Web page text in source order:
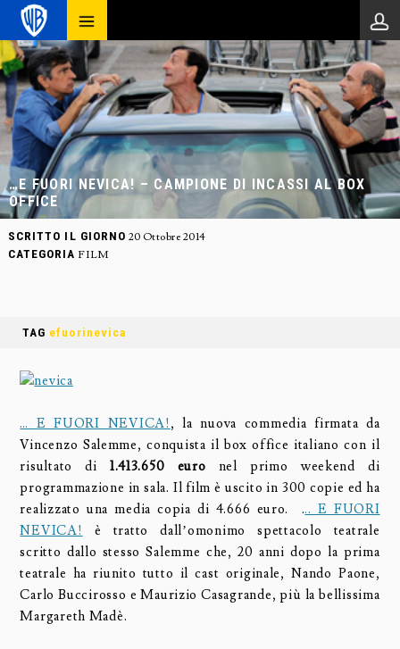
…E FUORI NEVICA! – CAMPIONE DI INCASSI AL BOX
OFFICE
SCRITTO IL GIORNO 20 Ottobre 2014
CATEGORIA FILM
TAG efuorinevica
… E FUORI NEVICA! , la nuova commedia firmata da
Vincenzo Salemme, conquista il box office italiano con il
risultato di 1.413.650 euro nel primo weekend di
programmazione in sala. Il film è uscito in 300 copie ed ha
realizzato una media copia di 4.666 euro. ... E FUORI
NEVICA!
è tratto dall’omonimo spettacolo teatrale
scritto dallo stesso Salemme che, 20 anni dopo la prima
teatrale ha riunito tutto il cast originale, Nando Paone,
Carlo Buccirosso e Maurizio Casagrande, più la bellissima
Margareth Madè.